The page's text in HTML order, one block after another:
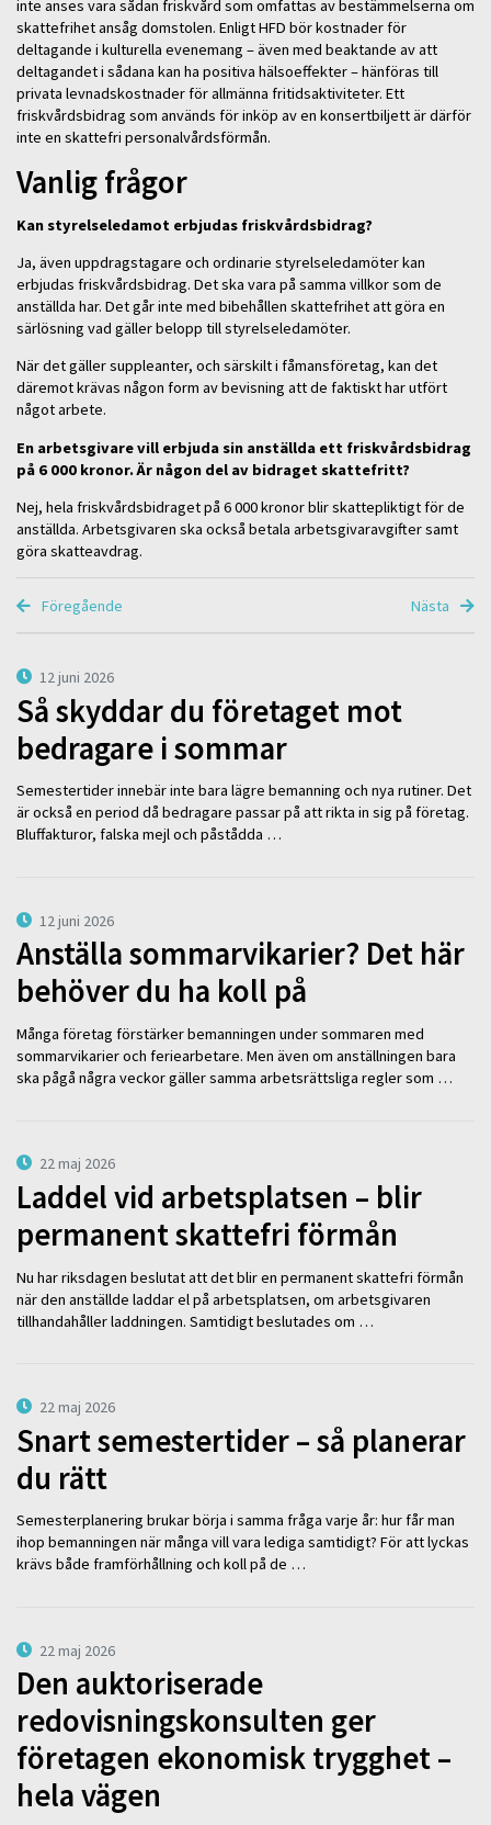
inte anses vara sådan friskvård som omfattas av bestämmelserna om
skattefrihet ansåg domstolen. Enligt HFD bör kostnader för
deltagande i kulturella evenemang – även med beaktande av att
deltagandet i sådana kan ha positiva hälsoeffekter – hänföras till
privata levnadskostnader för allmänna fritidsaktiviteter. Ett
friskvårdsbidrag som används för inköp av en konsertbiljett är därför
inte en skattefri personalvårdsförmån.
Vanligfrågor
Kan styrelseledamot erbjudas friskvårdsbidrag?
Ja, även uppdragstagare och ordinarie styrelseledamöter kan
erbjudas friskvårdsbidrag. Det ska vara på samma villkor som de
anställda har. Det går inte med bibehållen skattefrihet att göra en
särlösning vad gäller belopp till styrelseledamöter.
När det gäller suppleanter, och särskilt i fåmansföretag, kan det
däremot krävas någon form av bevisning att de faktiskt har utfört
något arbete.
En arbetsgivare vill erbjuda sin anställda ett friskvårdsbidrag
på 6 000 kronor. Är någon del av bidraget skattefritt?
Nej, hela friskvårdsbidraget på 6 000 kronor blir skattepliktigt för de
anställda. Arbetsgivaren ska också betala arbetsgivaravgifter samt
göra skatteavdrag.
Föregående Nästa
12 juni 2026
Så skyddar du företaget mot
bedragare i sommar
Semestertider innebär inte bara lägre bemanning och nya rutiner. Det
är också en period då bedragare passar på att rikta in sig på företag.
Bluffakturor, falska mejl och påstådda …
12 juni 2026
Anställa sommarvikarier? Det här
behöver du ha koll på
Många företag förstärker bemanningen under sommaren med
sommarvikarier och feriearbetare. Men även om anställningen bara
ska pågå några veckor gäller samma arbetsrättsliga regler som …
22 maj 2026
Laddel vid arbetsplatsen – blir
permanent skattefri förmån
Nu har riksdagen beslutat att det blir en permanent skattefri förmån
när den anställde laddar el på arbetsplatsen, om arbetsgivaren
tillhandahåller laddningen. Samtidigt beslutades om …
22 maj 2026
Snart semestertider – så planerar
du rätt
Semesterplanering brukar börja i samma fråga varje år: hur får man
ihop bemanningen när många vill vara lediga samtidigt? För att lyckas
krävs både framförhållning och koll på de …
22 maj 2026
Den auktoriserade
redovisningskonsulten ger
företagen ekonomisk trygghet –
hela vägen